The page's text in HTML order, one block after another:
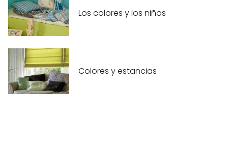
Los colores y los niños
Colores y estancias